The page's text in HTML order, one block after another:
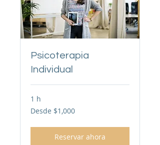
Psicoterapia
Individual
1 h
Desde
1,000
Desde $1,000
Reservar ahora